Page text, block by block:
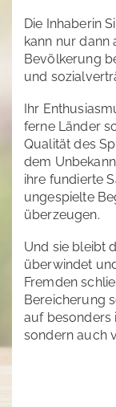
Die Inhaberin
kann nur dann
Bevölkerung
und
Ihr
ferne Länder
Qualität des
dem
ihre fundierte
ungespielte
überzeugen.
Und sie bleibt
überwindet
Fremden
Bereicherung
auf besonders
sondern auch